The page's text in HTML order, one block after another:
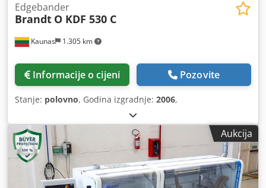
Kaunas 1.305 km
Edgebander
Brandt O KDF 530 C
Informacije o cijeni Pozovite
Stanje: polovno, Godina izgradnje: 2006,
Aukcija